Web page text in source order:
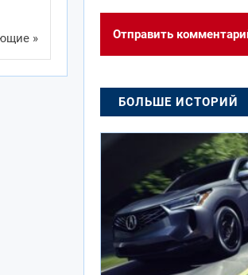
БОЛЬШЕ ИСТОРИЙ
»